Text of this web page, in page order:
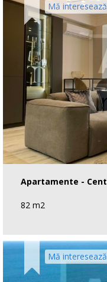
Mă interesează
Apartamente -
82 m2
Mă interesează